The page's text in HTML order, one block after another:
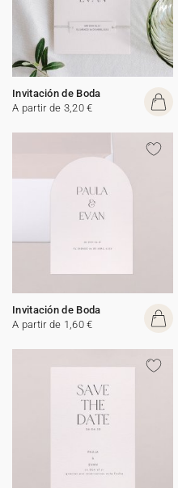
Invitación de Boda
A partir de 3,20 €
Invitación de Boda
A partir de 1,60 €